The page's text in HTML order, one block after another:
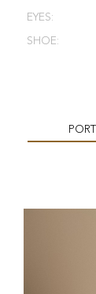
EYES:
SHOE: